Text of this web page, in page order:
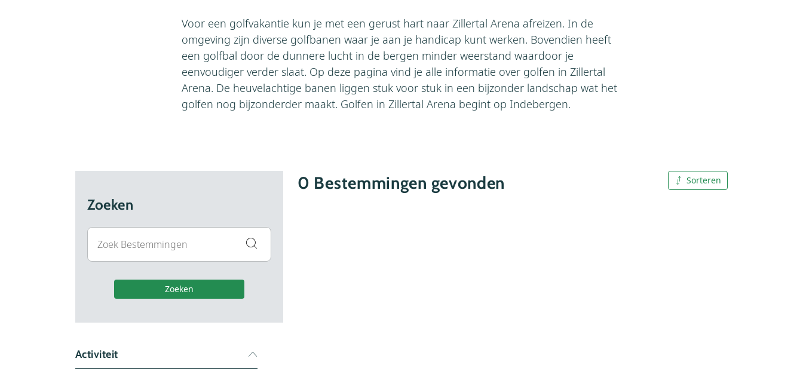
Voor een golfvakantie kun je met een gerust hart naar Zillertal Arena afreizen. In de
omgeving zijn diverse golfbanen waar je aan je handicap kunt werken. Bovendien heeft
een golfbal door de dunnere lucht in de bergen minder weerstand waardoor je
eenvoudiger verder slaat. Op deze pagina vind je alle informatie over golfen in Zillertal
Arena. De heuvelachtige banen liggen stuk voor stuk in een bijzonder landschap wat het
golfen nog bijzonderder maakt. Golfen in Zillertal Arena begint op Indebergen.
Zoeken
Zoeken
Activiteit
0 Bestemmingen gevonden Sorteren